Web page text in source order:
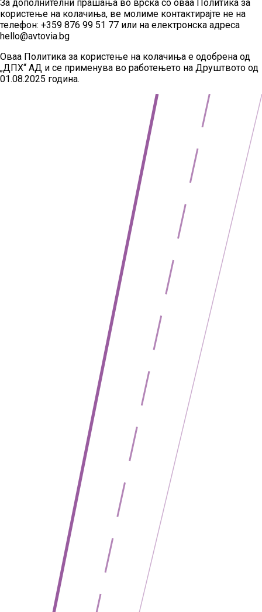
За дополнителни прашања во врска со оваа Политика за
користење на колачиња, ве молиме контактирајте не на
телефон: +359 876 99 51 77 или на електронска адреса
hello@avtovia.bg
Оваа Политика за користење на колачиња е одобрена од
„ДПХ“ АД и се применува во работењето на Друштвото од
01.08.2025 година.